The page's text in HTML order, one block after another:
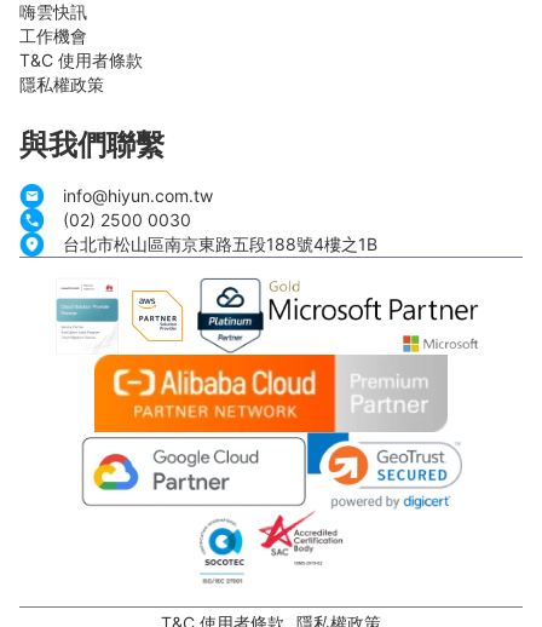
嗨雲快訊
工作機會
T&C 使用者條款
隱私權政策
與我們聯繫
info@hiyun.com.tw
(02) 2500 0030
台北市松山區南京東路五段188號4樓之1B
T&C 使用者條款 隱私權政策